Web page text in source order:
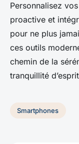
Personnalisez
proactive et
pour ne plus
ces outils
chemin de la
tranquillité
Smartphones